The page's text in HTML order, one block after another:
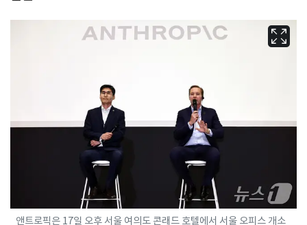
앤트로픽은 17일 오후 서울 여의도 콘래드 호텔에서 서울 오피스 개소